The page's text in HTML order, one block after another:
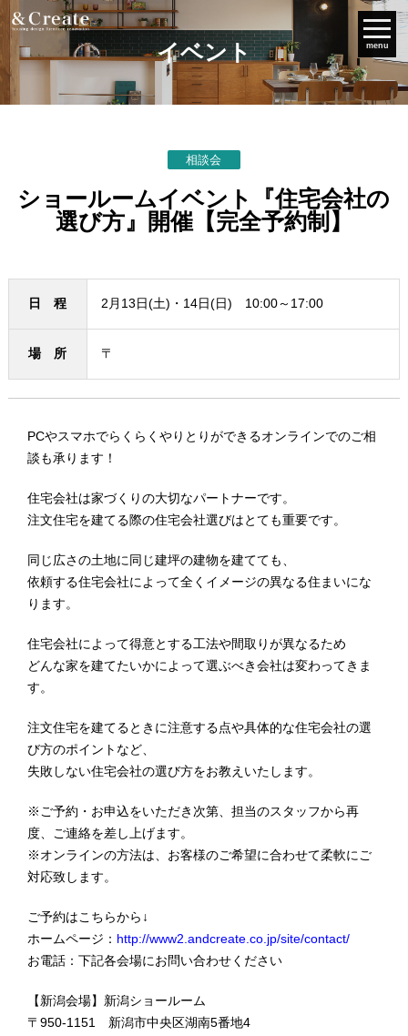
menu
イベント
相談会
ショールームイベント『住宅会社の
選び方』開催【完全予約制】
日 程 2月13日(土)・14日(日) 10:00～17:00
場 所 〒
PCやスマホでらくらくやりとりができるオンラインでのご相
談も承ります！
住宅会社は家づくりの大切なパートナーです。
注文住宅を建てる際の住宅会社選びはとても重要です。
同じ広さの土地に同じ建坪の建物を建てても、
依頼する住宅会社によって全くイメージの異なる住まいにな
ります。
住宅会社によって得意とする工法や間取りが異なるため
どんな家を建てたいかによって選ぶべき会社は変わってきま
す。
注文住宅を建てるときに注意する点や具体的な住宅会社の選
び方のポイントなど、
失敗しない住宅会社の選び方をお教えいたします。
※ご予約・お申込をいただき次第、担当のスタッフから再
度、ご連絡を差し上げます。
※オンラインの方法は、お客様のご希望に合わせて柔軟にご
対応致します。
ご予約はこちらから↓
ホームページ： http://www2.andcreate.co.jp/site/contact/
お電話：下記各会場にお問い合わせください
【新潟会場】新潟ショールーム
〒950-1151 新潟市中央区湖南5番地4